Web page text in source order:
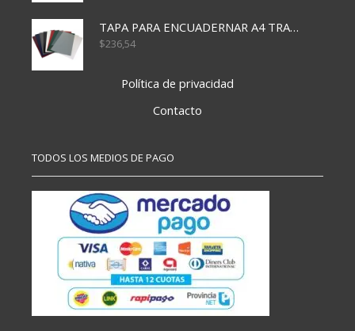
TAPA PARA ENCUADERNAR A4 TRANSP x50x500
$236,54
Política de privacidad
Contacto
TODOS LOS MEDIOS DE PAGO